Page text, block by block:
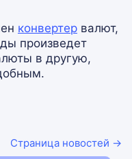
конвертер валют,
произведет
в другую,
Страница новостей →